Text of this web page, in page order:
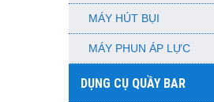
MÁY HÚT BỤI
MÁY PHUN ÁP LỰC
DỤNG CỤ QUẦY BAR